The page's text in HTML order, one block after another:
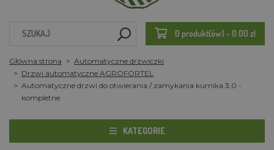
0 produkt(ów) - 0.00 zl
Główna strona
Automatyczne drzwiczki
Drzwi automatyczne AGROFORTEL
Automatyczne drzwi do otwierania / zamykania kurnika 3.0 -
kompletne
KATEGORIE